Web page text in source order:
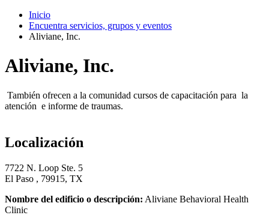
Inicio
Encuentra servicios, grupos y eventos
Aliviane, Inc.
Aliviane, Inc.
También ofrecen a la comunidad cursos de capacitación para la
atención e informe de traumas.
Localización
7722 N. Loop Ste. 5
El Paso , 79915, TX
Nombre del edificio o descripción: Aliviane Behavioral Health
Clinic